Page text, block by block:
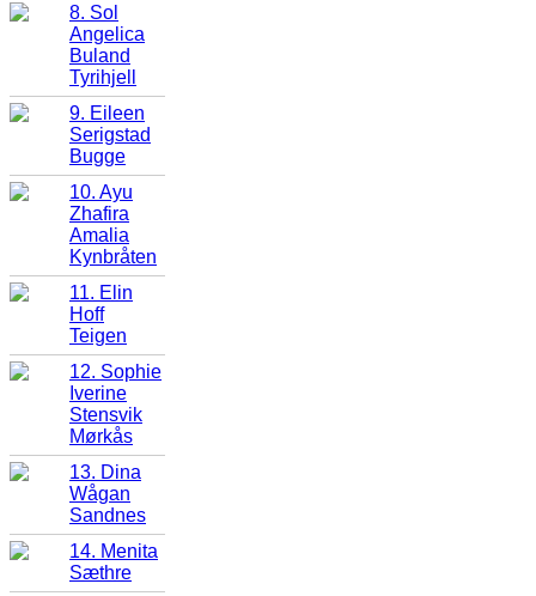
8. Sol
Angelica
Buland
Tyrihjell
9. Eileen
Serigstad
Bugge
10. Ayu
Zhafira
Amalia
Kynbråten
11. Elin
Hoff
Teigen
12. Sophie
Iverine
Stensvik
Mørkås
13. Dina
Wågan
Sandnes
14. Menita
Sæthre